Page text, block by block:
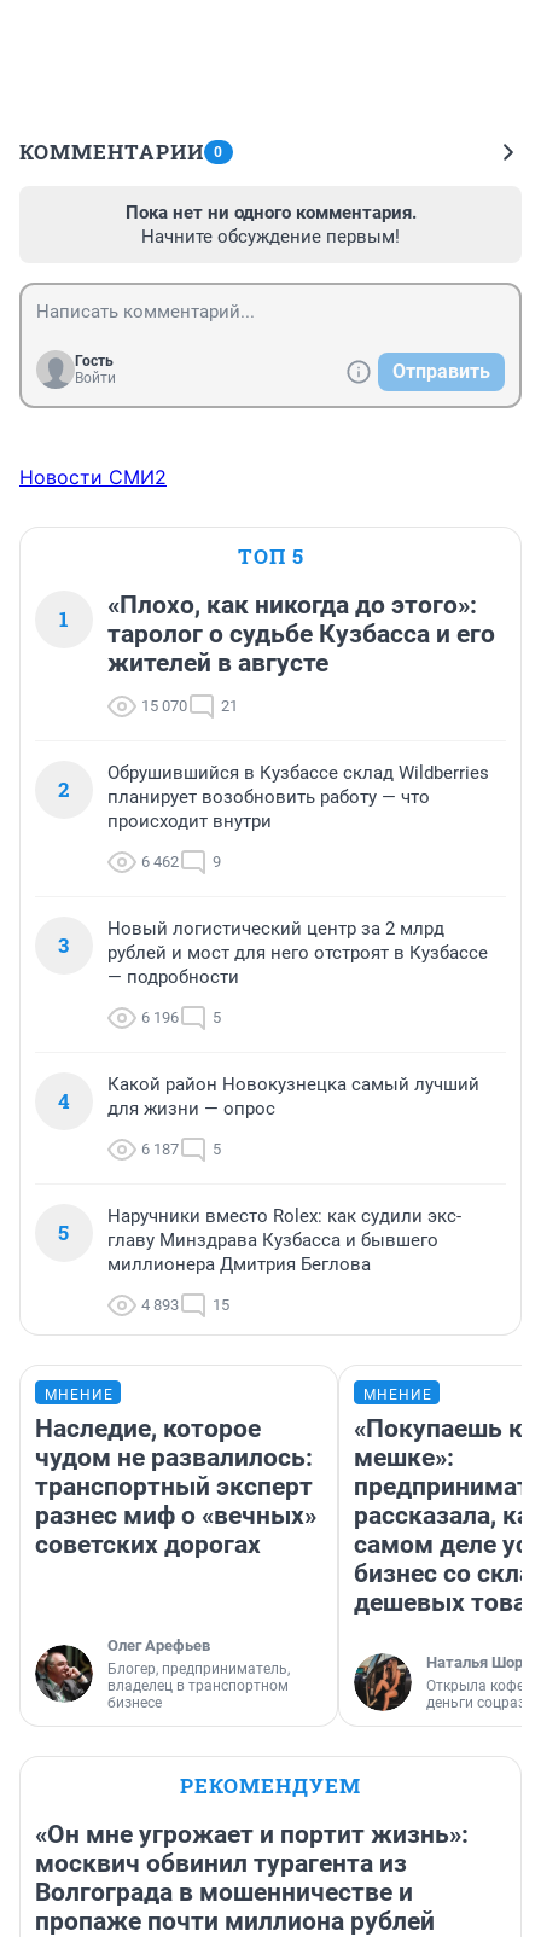
КОММЕНТАРИИ 0
Пока нет ни одного комментария.
Начните обсуждение первым!
Гость
Войти
Отправить
Новости СМИ2
ТОП 5
1
«Плохо, как никогда до этого»:
таролог о судьбе Кузбасса и его
жителей в августе
15 070 21
2
Обрушившийся в Кузбассе склад Wildberries
планирует возобновить работу — что
происходит внутри
6 462 9
3
Новый логистический центр за 2 млрд
рублей и мост для него отстроят в Кузбассе
— подробности
6 196 5
4
Какой район Новокузнецка самый лучший
для жизни — опрос
6 187 5
5
Наручники вместо Rolex: как судили экс-
главу Минздрава Кузбасса и бывшего
миллионера Дмитрия Беглова
4 893 15
МНЕНИЕ
Наследие, которое
чудом не развалилось:
транспортный эксперт
разнес миф о «вечных»
советских дорогах
Олег Арефьев
Блогер, предприниматель,
владелец в транспортном
бизнесе
МНЕНИЕ
«Покупаешь
мешке»:
рассказала,
самом деле
бизнес со
дешевых
Наталья
Открыла
деньги
РЕКОМЕНДУЕМ
«Он мне угрожает и портит жизнь»:
москвич обвинил турагента из
Волгограда в мошенничестве и
пропаже почти миллиона рублей